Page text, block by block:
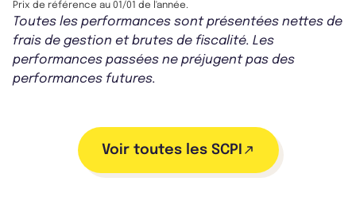
Prix de référence au 01/01 de l'année.
Toutes les performances sont présentées nettes de
frais de gestion et brutes de fiscalité. Les
performances passées ne préjugent pas des
performances futures.
Voir toutes les SCPI